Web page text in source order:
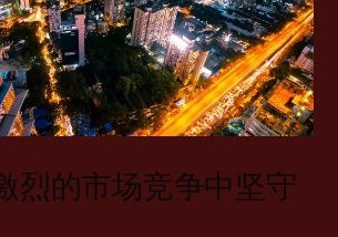
烈的市场竞争中坚守